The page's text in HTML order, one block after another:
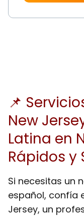
📌
New
Latina en
Rápidos y
Si necesitas un
español, confía
Jersey, un